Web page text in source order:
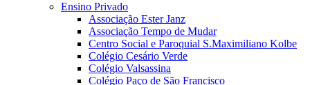
Ensino Privado
Associação Ester Janz
Associação Tempo de Mudar
Centro Social e Paroquial S.Maximiliano Kolbe
Colégio Cesário Verde
Colégio Valsassina
Colégio Paço de São Francisco